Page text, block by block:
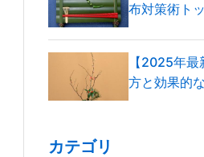
布対策術ト
【2025年
方と効果的
カテゴリ